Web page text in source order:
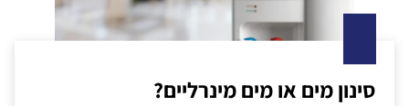
סינון מים או מים מינרליים?